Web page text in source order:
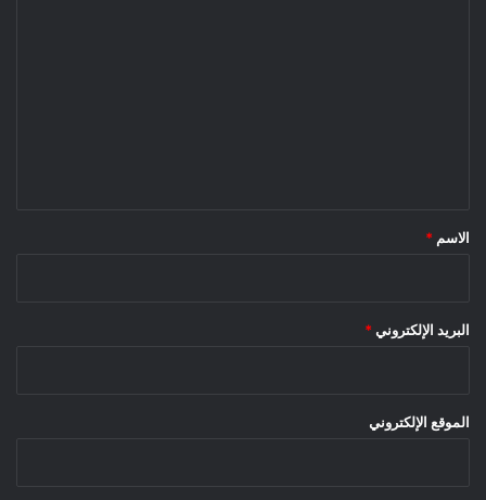
*
الاسم *
البريد الإلكتروني *
الموقع الإلكتروني